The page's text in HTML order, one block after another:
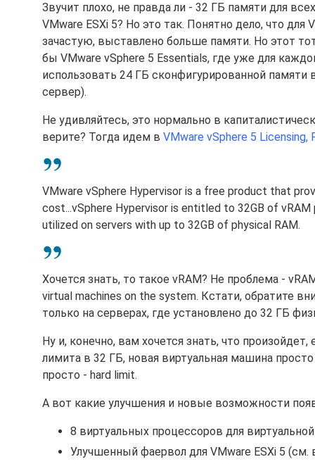
Звучит плохо, не правда ли - 32 ГБ памяти для
VMware ESXi 5? Но это так. Понятно дело, что
зачастую, выставлено больше памяти. Но этот
бы VMware vSphere 5 Essentials, где уже для
использовать 24 ГБ сконфигурированной
сервер).
Не удивляйтесь, это нормально в
верите? Тогда идем в VMware vSphere 5 Licensing,
VMware vSphere Hypervisor is a free product that
cost...vSphere Hypervisor is entitled to 32GB of
utilized on servers with up to 32GB of physical RAM.
Хочется знать, то такое vRAM? Не проблема -
virtual machines on the system. Кстати, обратите
только на серверах, где установлено до 32 ГБ
Ну и, конечно, вам хочется знать, что
лимита в 32 ГБ, новая виртуальная машина
просто - hard limit.
А вот какие улучшения и новые возможности
8 виртуальных процессоров для
Улучшенный фаервол для VMware ESXi 5 (см.